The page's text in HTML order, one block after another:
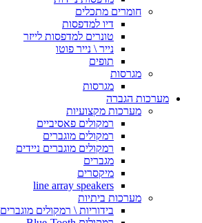
חומרים מתכלים
דיו למדפסות
טונרים למדפסות לייזר
נייר \ נייר פוטו
תופים
מגרסות
מגרסות
מערכות הגברה
מערכות מקצועיות
רמקולים פאסיביים
רמקולים מוגברים
רמקולים מוגברים ניידים
מגברים
מיקסרים
line array speakers
מערכות ביתיות
בידוריות \ רמקולים מוגברים